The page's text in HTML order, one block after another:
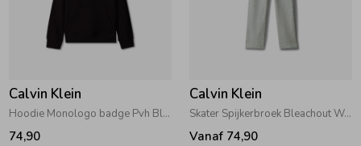
Zomeraccessoires
Beenmode
Leggings
Rompers
Calvin Klein
Hoodie Monologo badge Pvh Black
74,90
Calvin Klein
Skater Spijkerbroek Bleachout Wash
Vanaf 74,90